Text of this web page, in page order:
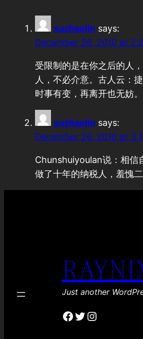
xuzhaolin says:
December 26, 2010 at
受限制的是在你之后的人
人，不必介意。古人云：
时事有变，再离开也无妨。
xuzhaolin says:
December 26, 2010 at
Chunshuiyoulan说：相信
做了十年的纳税人，羞愧
Just another
Facebook
Twitter
Instagram